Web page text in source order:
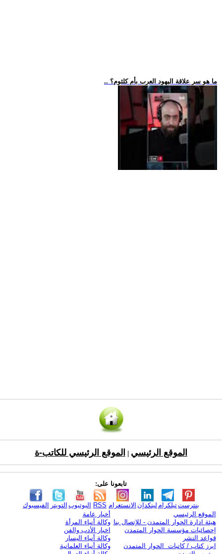
.. ما هو سر علاقة اليهود العرب بأم كلثوم؟
الموقع الرئيسي الموقع الرئيسي للكاتب-ة
تابعونا على:
الفيسبوك التويتر اليوتيوب RSS الانستغرام لينكدإن تيلكرامبنترست
الموقع الرئيسي
هيئة ادارة الحوار المتمدن - للإتصال بنا
إحصائيات مؤسسة الحوار المتمدن
قواعد النشر
ابرز كتاب / كاتبات الحوار المتمدن
أخبار عامة
وكالة أنباء المرأة
اخبار الأدب والفن
وكالة أنباء اليسار
وكالة أنباء العلمانية